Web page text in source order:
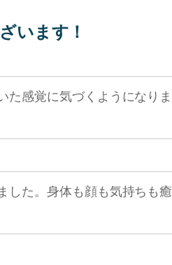
います！
た感覚に気づくようになりま
した。身体も顔も気持ちも癒